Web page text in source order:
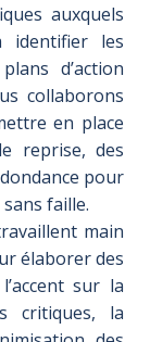
auxquels
identifier les
d’action
collaborons
en place
reprise, des
pour
faille.
main
élaborer des
sur la
critiques, la